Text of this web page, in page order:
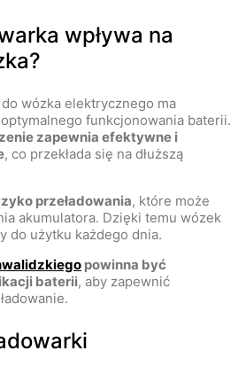
wpływa na
wózka elektrycznego ma
funkcjonowania baterii.
zapewnia efektywne i
, co przekłada się na dłuższą
przeładowania, które może
akumulatora. Dzięki temu wózek
do użytku każdego dnia.
powinna być
baterii, aby zapewnić